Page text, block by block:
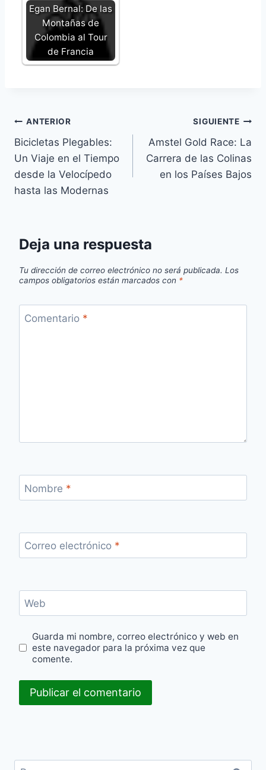
Egan Bernal: De las
Montañas de
Colombia al Tour
de Francia
Navegación
de
entradas
ANTERIOR
Bicicletas Plegables:
Un Viaje en el Tiempo
desde la Velocípedo
hasta las Modernas
SIGUIENTE
Amstel Gold Race: La
Carrera de las Colinas
en los Países Bajos
Deja una respuesta
Tu dirección de correo electrónico no será publicada. Los
campos obligatorios están marcados con *
Comentario *
Nombre *
Correo electrónico *
Web
Guarda mi nombre, correo electrónico y web en
este navegador para la próxima vez que
comente.
Buscar: